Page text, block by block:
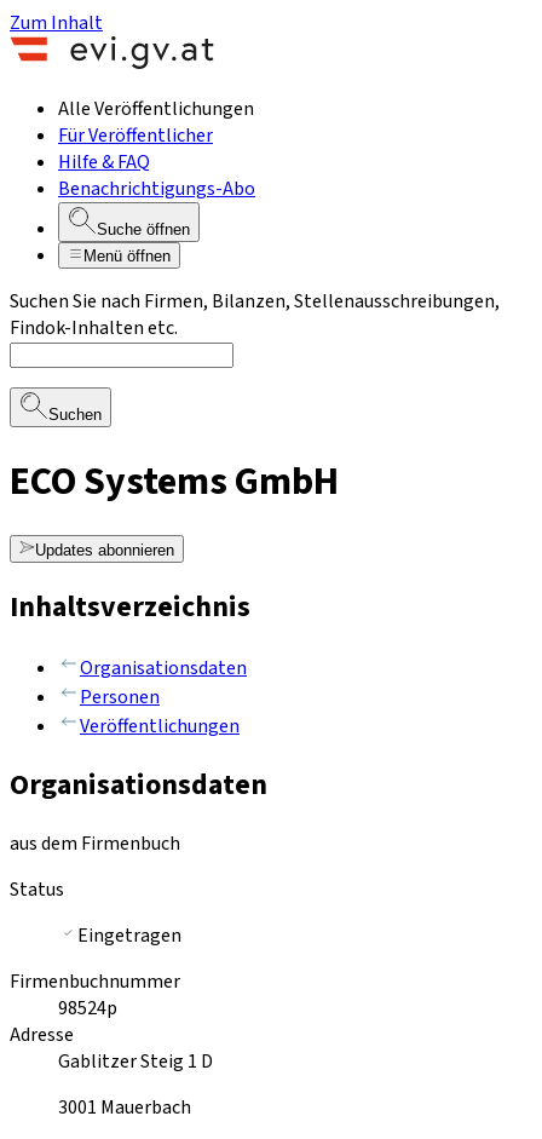
Zum Inhalt
Alle Veröffentlichungen
Für Veröffentlicher
Hilfe & FAQ
Benachrichtigungs-Abo
Suche öffnen
Menü öffnen
Suchen Sie nach Firmen, Bilanzen, Stellenausschreibungen,
Findok-Inhalten etc.
Suchen
ECO Systems GmbH
Updates abonnieren
Inhaltsverzeichnis
Organisationsdaten
Personen
Veröffentlichungen
Organisationsdaten
aus dem Firmenbuch
Status
Eingetragen
Firmenbuchnummer
98524p
Adresse
Gablitzer Steig 1 D
3001 Mauerbach